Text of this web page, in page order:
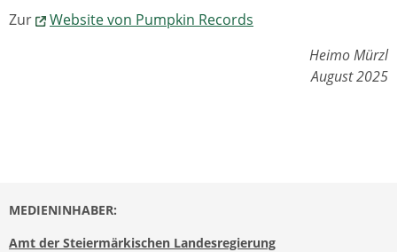
Zur
Website von Pumpkin Records
Heimo Mürzl
August 2025
MEDIENINHABER:
Amt der Steiermärkischen Landesregierung